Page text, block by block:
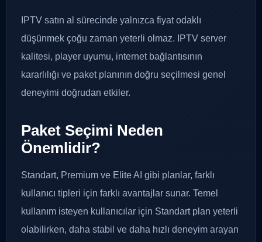
IPTV satın al sürecinde yalnızca fiyat odaklı
düşünmek çoğu zaman yeterli olmaz. IPTV server
kalitesi, player uyumu, internet bağlantısının
kararlılığı ve paket planının doğru seçilmesi genel
deneyimi doğrudan etkiler.
Paket Seçimi Neden
Önemlidir?
Standart, Premium ve Elite AI gibi planlar, farklı
kullanıcı tipleri için farklı avantajlar sunar. Temel
kullanım isteyen kullanıcılar için Standart plan yeterli
olabilirken, daha stabil ve daha hızlı deneyim arayan